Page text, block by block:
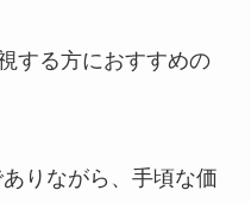
する方におすすめの
りながら、手頃な価